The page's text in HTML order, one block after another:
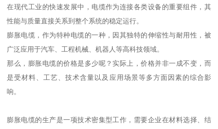
在现代工业的快速发展中，电缆作为连接各类设备的重要组件，其
性能与质量直接关系到整个系统的稳定运行。
膨胀电缆，作为特种电缆的一种，因其独特的伸缩性与耐用性，被
广泛应用于汽车、工程机械、机器人等高科技领域。
那么，膨胀电缆的价格是多少呢？实际上，价格并非一成不变，而
是受材料、工艺、技术含量以及应用场景等多方面因素的综合影
响。
膨胀电缆的生产是一项技术密集型工作，需要企业在材料选择、结